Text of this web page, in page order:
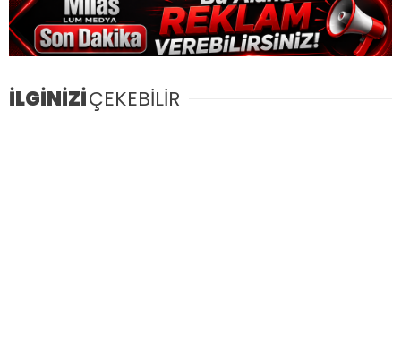
İLGİNİZİÇEKEBİLİR